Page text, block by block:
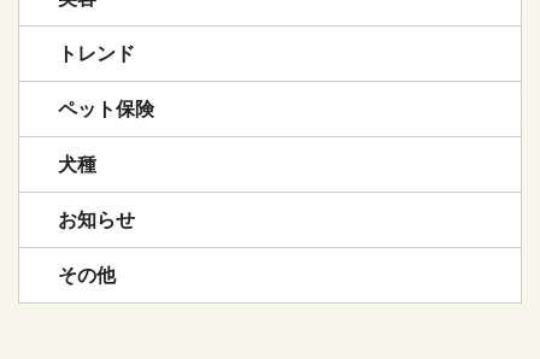
トレンド
ペット保険
犬種
お知らせ
その他